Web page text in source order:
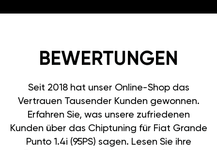
BEWERTUNGEN
Seit 2018 hat unser Online-Shop das
Vertrauen Tausender Kunden gewonnen.
Erfahren Sie, was unsere zufriedenen
Kunden über das Chiptuning für Fiat Grande
Punto 1.4i (95PS) sagen. Lesen Sie ihre